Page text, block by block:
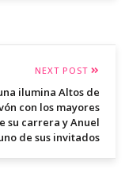
NEXT POST
ilumina Altos de
con los mayores
su carrera y Anuel
de sus invitados